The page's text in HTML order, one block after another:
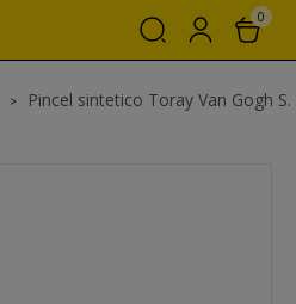
0
Pincel sintetico Toray Van Gogh